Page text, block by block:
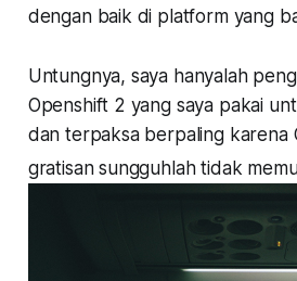
dengan baik di platform yang
Untungnya, saya hanyalah
Openshift 2 yang saya pakai
dan terpaksa berpaling karena
gratisan sungguhlah tidak